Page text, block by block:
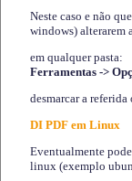
Neste caso e não
windows) alterarem
em qualquer pasta:
Ferramentas ->
desmarcar a
DI PDF em Linux
Eventualmente
linux (exemplo